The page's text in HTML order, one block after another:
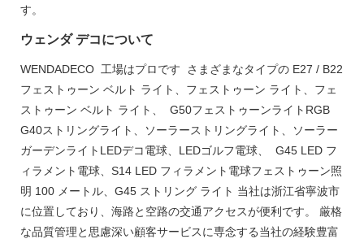
す。
ウェンダ デコについて
WENDADECO 工場はプロです さまざまなタイプの E27 / B22
フェストゥーン ベルト ライト、フェストゥーン ライト、フェ
ストゥーン ベルト ライト、 G50フェストゥーンライトRGB
G40ストリングライト、ソーラーストリングライト、ソーラー
ガーデンライトLEDデコ電球、LEDゴルフ電球、 G45 LED フ
ィラメント電球、S14 LED フィラメント電球フェストゥーン照
明 100 メートル、G45 ストリング ライト 当社は浙江省寧波市
に位置しており、海路と空路の交通アクセスが便利です。 厳格
な品質管理と思慮深い顧客サービスに専念する当社の経験豊富